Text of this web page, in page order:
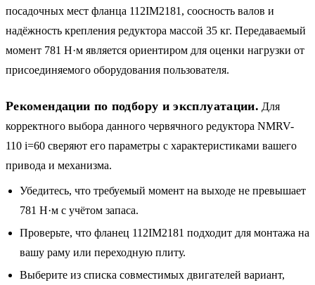
посадочных мест фланца 112IM2181, соосность валов и
надёжность крепления редуктора массой 35 кг. Передаваемый
момент 781 Н·м является ориентиром для оценки нагрузки от
присоединяемого оборудования пользователя.
Рекомендации по подбору и эксплуатации. Для
корректного выбора данного червячного редуктора NMRV-
110 i=60 сверяют его параметры с характеристиками вашего
привода и механизма.
Убедитесь, что требуемый момент на выходе не превышает
781 Н·м с учётом запаса.
Проверьте, что фланец 112IM2181 подходит для монтажа на
вашу раму или переходную плиту.
Выберите из списка совместимых двигателей вариант,